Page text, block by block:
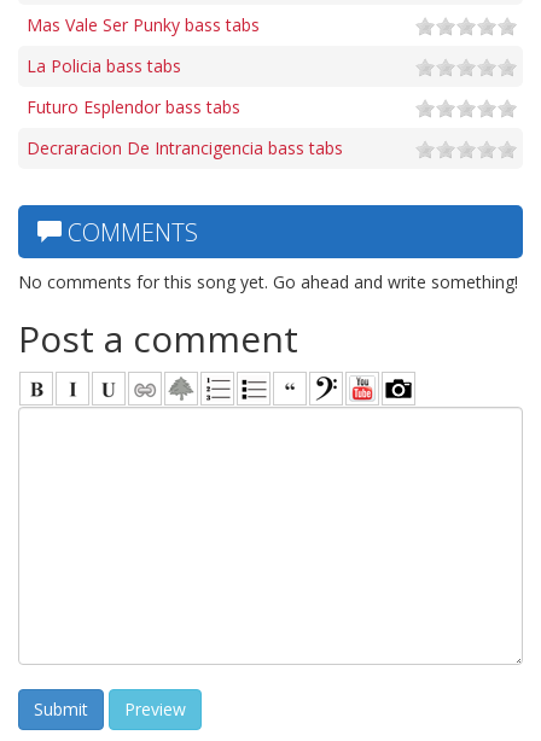
Mas Vale Ser Punky bass tabs
La Policia bass tabs
Futuro Esplendor bass tabs
Decraracion De Intrancigencia bass tabs
COMMENTS
No comments for this song yet. Go ahead and write something!
Post a comment